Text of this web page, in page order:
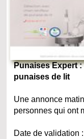
Punaises Expert
punaises de lit
Une annonce
personnes qui ont
Date de validation